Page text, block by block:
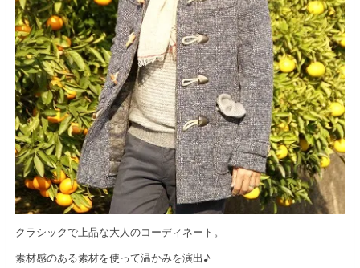
クラシックで上品な大人のコーディネート。
素材感のある素材を使って温かみを演出♪